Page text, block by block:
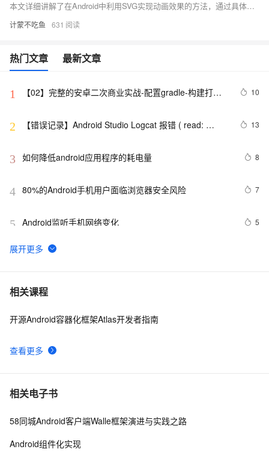
本文详细讲解了在Android中利用SVG实现动画效果的方法，通过具体例子帮助开发者更好地理解和应用SVG动画。文章首先展示了动画的实现效果，接着回顾了之前的文章链接及常见问题（如属性名大小写错误）。核心内容包括：1) 使用阿里图库获取SVG图形；2) 借助工具将SVG转换为VectorDrawable；3) 为每个路径添加动画绑定属性；4) 创建动画文件并关联SVG；5) 在ImageView中引用动画文件；6) 在Activity中启动动画。文末还提供了完整的代码示例和源码下载链接，方便读者实践操作。
计蒙不吃鱼 631
热门文章 最新文章
1
【02】完整的安卓二次商业实战-配置gradle-构建打包
10
2
【错误记录】Android Studio Logcat 报错 ( read:
13
3 如何降低android应用程序的耗电量 8
4 80%的Android手机用户面临浏览器安全风险 7
5 Android监听手机网络变化 5
6
Android Application Foundamentals(yaozq翻译，仅供
7 Android中startActivity中的permission检测与UID机制
8 【Magisk模块】禁用Android 11-12应用文件夹限制
9 Android Socket与服务器通信通用Demo
10
户同步 | 源码资源 )（一）
相关课程
查看更多
开源Android容器化框架Atlas开发者指南
相关电子书
58同城Android客户端Walle框架演进与实践之路
Android组件化实现